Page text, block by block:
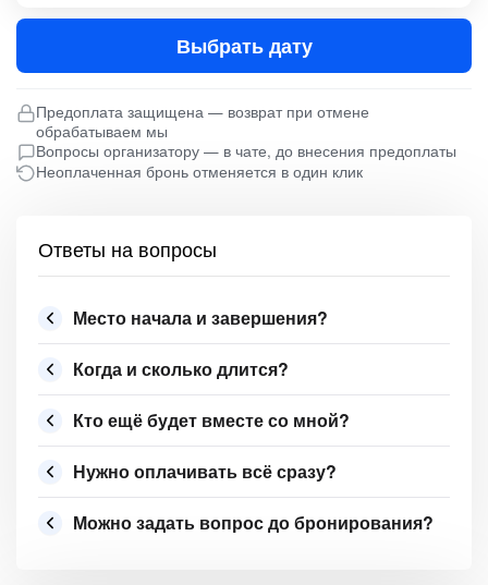
Выбрать дату
Предоплата защищена — возврат при отмене
обрабатываем мы
Вопросы организатору — в чате, до внесения предоплаты
Неоплаченная бронь отменяется в один клик
Ответы на вопросы
Место начала и завершения?
Когда и сколько длится?
Кто ещё будет вместе со мной?
Нужно оплачивать всё сразу?
Можно задать вопрос до бронирования?